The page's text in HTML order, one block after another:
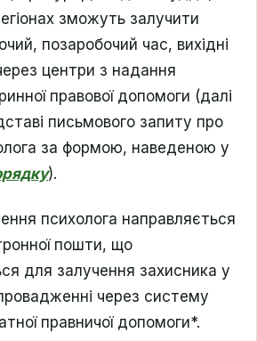
зможуть залучити
позаробочий час, вихідні
центри з надання
правової допомоги (далі
письмового запиту про
за формою, наведеною у
).
психолога направляється
пошти, що
для залучення захисника у
через систему
правничої допомоги*.